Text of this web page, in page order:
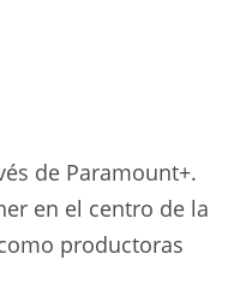
de Paramount+.
en el centro de la
productoras